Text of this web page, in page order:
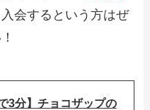
会するという方はぜ
3分】チョコザップの